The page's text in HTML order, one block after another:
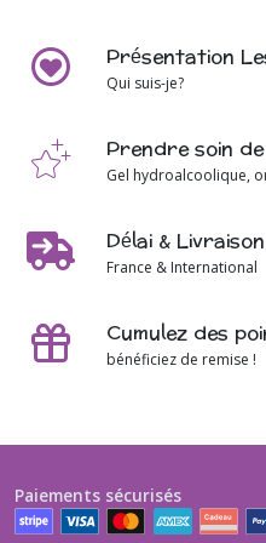
Présentation
Qui suis-je?
Prendre soin
Gel hydroalcoolique,
Délai & Livraison
France & International
Cumulez des
bénéficiez de remise !
Paiements sécurisés